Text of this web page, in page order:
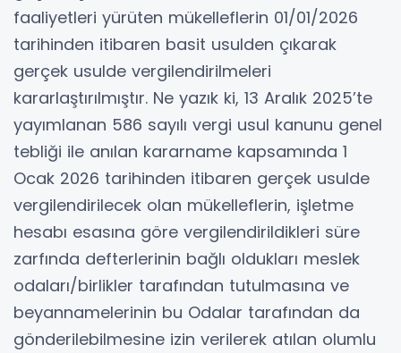
faaliyetleri yürüten mükelleflerin 01/01/2026
tarihinden itibaren basit usulden çıkarak
gerçek usulde vergilendirilmeleri
kararlaştırılmıştır. Ne yazık ki, 13 Aralık 2025’te
yayımlanan 586 sayılı vergi usul kanunu genel
tebliği ile anılan kararname kapsamında 1
Ocak 2026 tarihinden itibaren gerçek usulde
vergilendirilecek olan mükelleflerin, işletme
hesabı esasına göre vergilendirildikleri süre
zarfında defterlerinin bağlı oldukları meslek
odaları/birlikler tarafından tutulmasına ve
beyannamelerinin bu Odalar tarafından da
gönderilebilmesine izin verilerek atılan olumlu